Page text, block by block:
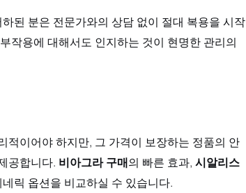
된 분은 전문가와의 상담 없이 절대 복용을 시작
작용에 대해서도 인지하는 것이 현명한 관리의
적이어야 하지만, 그 가격이 보장하는 정품의 안
공합니다. 비아그라 구매의 빠른 효과, 시알리스
릭 옵션을 비교하실 수 있습니다.